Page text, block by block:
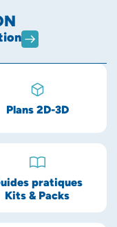
Plans 2D-3D
pratiques
Kits & Packs